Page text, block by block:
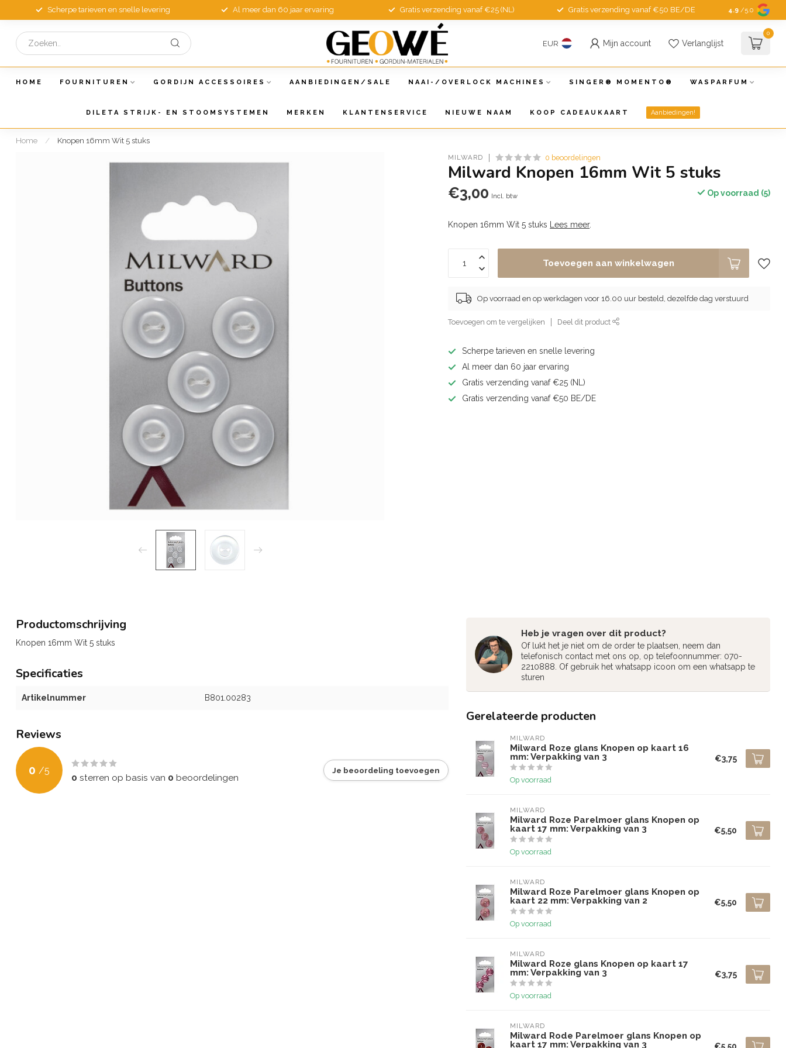
Scherpe tarieven en snelle levering Al meer dan 60 jaar ervaring Gratis verzending vanaf €25 (NL) Gratis verzending vanaf €50 BE/DE 4.9 /5.0
EUR Mijn account Verlanglijst
0
HOME FOURNITUREN GORDIJN ACCESSOIRES AANBIEDINGEN/SALE NAAI-/OVERLOCK MACHINES SINGER® MOMENTO® WASPARFUM
DILETA STRIJK- EN STOOMSYSTEMEN MERKEN KLANTENSERVICE NIEUWE NAAM KOOP CADEAUKAART Aanbiedingen!
Home / Knopen 16mm Wit 5 stuks
MILWARD 0 beoordelingen
Milward Knopen 16mm Wit 5 stuks
€3,00 Incl. btw Op voorraad (5)
Knopen 16mm Wit 5 stuks Lees meer.
Toevoegen aan winkelwagen
Op voorraad en op werkdagen voor 16.00 uur besteld, dezelfde dag verstuurd
Toevoegen om te vergelijken Deel dit product
Scherpe tarieven en snelle levering
Al meer dan 60 jaar ervaring
Gratis verzending vanaf €25 (NL)
Gratis verzending vanaf €50 BE/DE
Productomschrijving
Knopen 16mm Wit 5 stuks
Specificaties
Artikelnummer B801.00283
Reviews
0 /5
0 sterren op basis van 0 beoordelingen
Je beoordeling toevoegen
Heb je vragen over dit product?
Of lukt het je niet om de order te plaatsen, neem dan
telefonisch contact met ons op, op telefoonnummer: 070-
2210888. Of gebruik het whatsapp icoon om een whatsapp te
sturen
Gerelateerde producten
MILWARD
Milward Roze glans Knopen op kaart 16
mm: Verpakking van 3
Op voorraad
€3,75
MILWARD
Milward Roze Parelmoer glans Knopen op
kaart 17 mm: Verpakking van 3
Op voorraad
€5,50
MILWARD
Milward Roze Parelmoer glans Knopen op
kaart 22 mm: Verpakking van 2
Op voorraad
€5,50
MILWARD
Milward Roze glans Knopen op kaart 17
mm: Verpakking van 3
Op voorraad
€3,75
MILWARD
Milward Rode Parelmoer glans Knopen op
kaart 17 mm: Verpakking van 3
€5,50